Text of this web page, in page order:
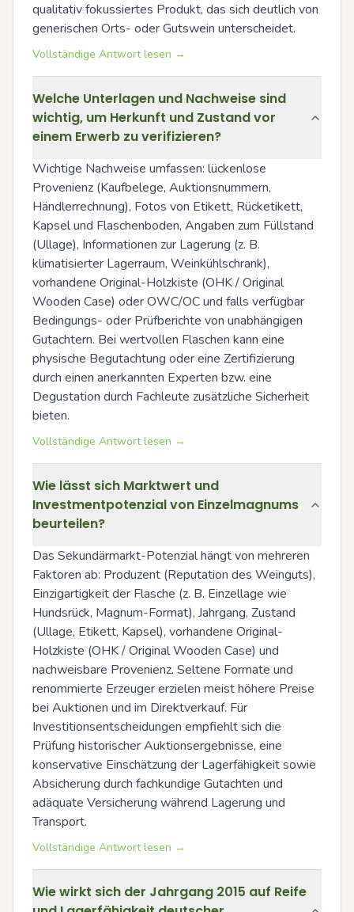
qualitativ fokussiertes Produkt, das sich deutlich von
generischen Orts- oder Gutswein unterscheidet.
Vollständige Antwort lesen →
Welche Unterlagen und Nachweise sind
wichtig, um Herkunft und Zustand vor
einem Erwerb zu verifizieren?
Wichtige Nachweise umfassen: lückenlose
Provenienz (Kaufbelege, Auktionsnummern,
Händlerrechnung), Fotos von Etikett, Rücketikett,
Kapsel und Flaschenboden, Angaben zum Füllstand
(Ullage), Informationen zur Lagerung (z. B.
klimatisierter Lagerraum, Weinkühlschrank),
vorhandene Original-Holzkiste (OHK / Original
Wooden Case) oder OWC/OC und falls verfügbar
Bedingungs- oder Prüfberichte von unabhängigen
Gutachtern. Bei wertvollen Flaschen kann eine
physische Begutachtung oder eine Zertifizierung
durch einen anerkannten Experten bzw. eine
Degustation durch Fachleute zusätzliche Sicherheit
bieten.
Vollständige Antwort lesen →
Wie lässt sich Marktwert und
Investmentpotenzial von Einzelmagnums
beurteilen?
Das Sekundärmarkt-Potenzial hängt von mehreren
Faktoren ab: Produzent (Reputation des Weinguts),
Einzigartigkeit der Flasche (z. B. Einzellage wie
Hundsrück, Magnum-Format), Jahrgang, Zustand
(Ullage, Etikett, Kapsel), vorhandene Original-
Holzkiste (OHK / Original Wooden Case) und
nachweisbare Provenienz. Seltene Formate und
renommierte Erzeuger erzielen meist höhere Preise
bei Auktionen und im Direktverkauf. Für
Investitionsentscheidungen empfiehlt sich die
Prüfung historischer Auktionsergebnisse, eine
konservative Einschätzung der Lagerfähigkeit sowie
Absicherung durch fachkundige Gutachten und
adäquate Versicherung während Lagerung und
Transport.
Vollständige Antwort lesen →
Wie wirkt sich der Jahrgang 2015 auf Reife